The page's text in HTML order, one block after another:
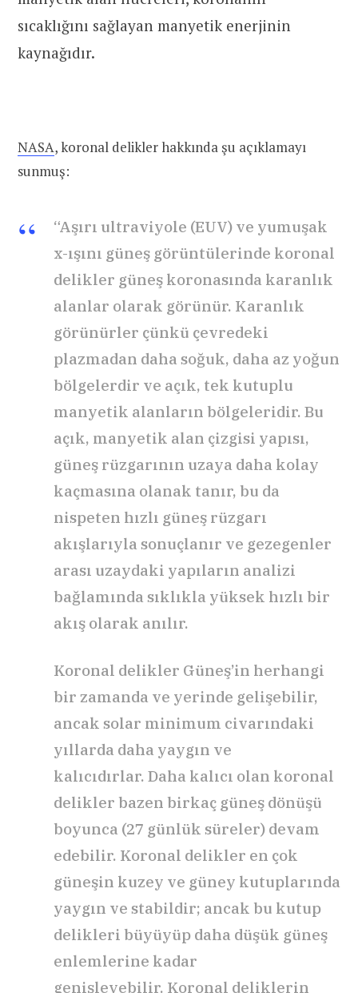
sıcaklığını sağlayan manyetik enerjinin
kaynağıdır.
NASA, koronal delikler hakkında şu açıklamayı
sunmuş:
“Aşırı ultraviyole (EUV) ve yumuşak
x-ışını güneş görüntülerinde koronal
delikler güneş koronasında karanlık
alanlar olarak görünür. Karanlık
görünürler çünkü çevredeki
plazmadan daha soğuk, daha az yoğun
bölgelerdir ve açık, tek kutuplu
manyetik alanların bölgeleridir. Bu
açık, manyetik alan çizgisi yapısı,
güneş rüzgarının uzaya daha kolay
kaçmasına olanak tanır, bu da
nispeten hızlı güneş rüzgarı
akışlarıyla sonuçlanır ve gezegenler
arası uzaydaki yapıların analizi
bağlamında sıklıkla yüksek hızlı bir
akış olarak anılır.
Koronal delikler Güneş’in herhangi
bir zamanda ve yerinde gelişebilir,
ancak solar minimum civarındaki
yıllarda daha yaygın ve
kalıcıdırlar. Daha kalıcı olan koronal
delikler bazen birkaç güneş dönüşü
boyunca (27 günlük süreler) devam
edebilir. Koronal delikler en çok
güneşin kuzey ve güney kutuplarında
yaygın ve stabildir; ancak bu kutup
delikleri büyüyüp daha düşük güneş
enlemlerine kadar
genişleyebilir. Koronal deliklerin